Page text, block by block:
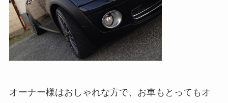
オーナー様はおしゃれな方で、お車もとってもオ